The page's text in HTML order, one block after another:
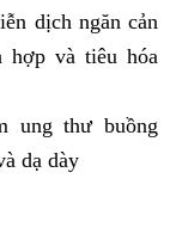
dịch ngăn cản
hợp và tiêu hóa
ung thư buồng
dạ dày